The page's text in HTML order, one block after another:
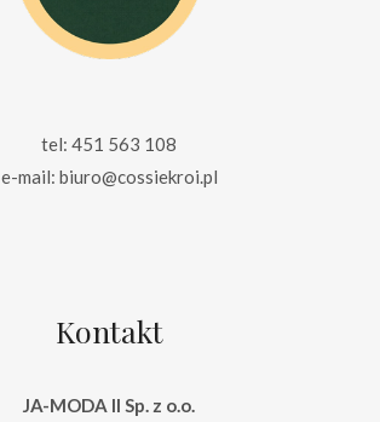
tel: 451 563 108
e-mail: biuro@cossiekroi.pl
Kontakt
JA-MODA II Sp. z o.o.